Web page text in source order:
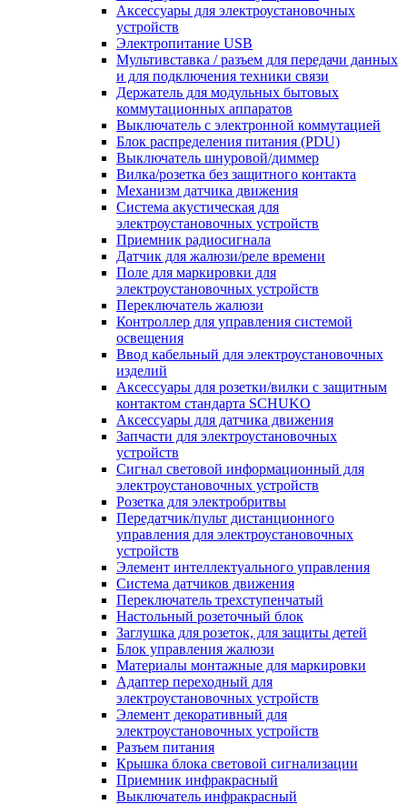
Аксессуары для электроустановочных
устройств
Электропитание USB
Мультивставка / разъем для передачи данных
и для подключения техники связи
Держатель для модульных бытовых
коммутационных аппаратов
Выключатель с электронной коммутацией
Блок распределения питания (PDU)
Выключатель шнуровой/диммер
Вилка/розетка без защитного контакта
Механизм датчика движения
Система акустическая для
электроустановочных устройств
Приемник радиосигнала
Датчик для жалюзи/реле времени
Поле для маркировки для
электроустановочных устройств
Переключатель жалюзи
Контроллер для управления системой
освещения
Ввод кабельный для электроустановочных
изделий
Аксессуары для розетки/вилки с защитным
контактом стандарта SCHUKO
Аксессуары для датчика движения
Запчасти для электроустановочных
устройств
Сигнал световой информационный для
электроустановочных устройств
Розетка для электробритвы
Передатчик/пульт дистанционного
управления для электроустановочных
устройств
Элемент интеллектуального управления
Система датчиков движения
Переключатель трехступенчатый
Настольный розеточный блок
Заглушка для розеток, для защиты детей
Блок управления жалюзи
Материалы монтажные для маркировки
Адаптер переходный для
электроустановочных устройств
Элемент декоративный для
электроустановочных устройств
Разъем питания
Крышка блока световой сигнализации
Приемник инфракрасный
Выключатель инфракрасный